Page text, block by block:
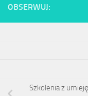
OBSERWUJ:
Szkolenia z